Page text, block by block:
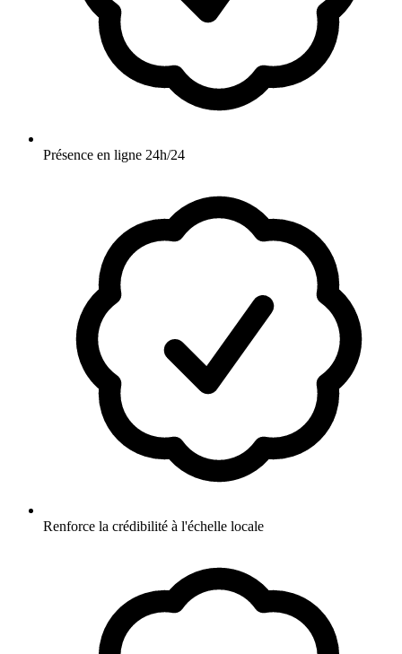
Présence en ligne 24h/24
Renforce la crédibilité à l'échelle locale